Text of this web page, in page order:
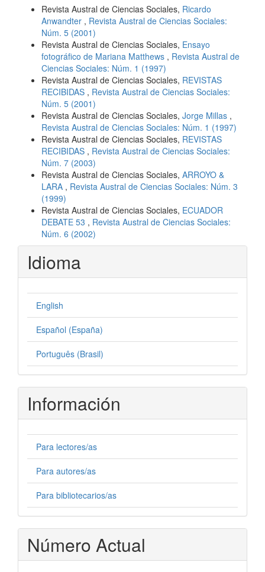
Revista Austral de Ciencias Sociales, Ricardo
Anwandter , Revista Austral de Ciencias Sociales:
Núm. 5 (2001)
Revista Austral de Ciencias Sociales, Ensayo
fotográfico de Mariana Matthews , Revista Austral de
Ciencias Sociales: Núm. 1 (1997)
Revista Austral de Ciencias Sociales, REVISTAS
RECIBIDAS , Revista Austral de Ciencias Sociales:
Núm. 5 (2001)
Revista Austral de Ciencias Sociales, Jorge Millas ,
Revista Austral de Ciencias Sociales: Núm. 1 (1997)
Revista Austral de Ciencias Sociales, REVISTAS
RECIBIDAS , Revista Austral de Ciencias Sociales:
Núm. 7 (2003)
Revista Austral de Ciencias Sociales, ARROYO &
LARA , Revista Austral de Ciencias Sociales: Núm. 3
(1999)
Revista Austral de Ciencias Sociales, ECUADOR
DEBATE 53 , Revista Austral de Ciencias Sociales:
Núm. 6 (2002)
Idioma
English
Español (España)
Português (Brasil)
Información
Para lectores/as
Para autores/as
Para bibliotecarios/as
Número Actual